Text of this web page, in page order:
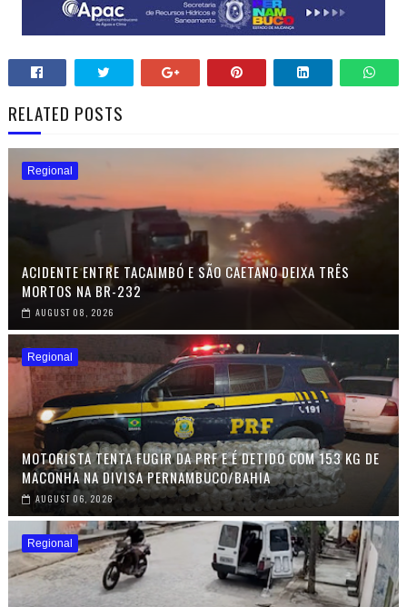
RELATED POSTS
Regional
ACIDENTE ENTRE TACAIMBÓ E SÃO CAETANO DEIXA TRÊS
MORTOS NA BR-232
AUGUST 08, 2026
Regional
MOTORISTA TENTA FUGIR DA PRF E É DETIDO COM 153 KG DE
MACONHA NA DIVISA PERNAMBUCO/BAHIA
AUGUST 06, 2026
Regional